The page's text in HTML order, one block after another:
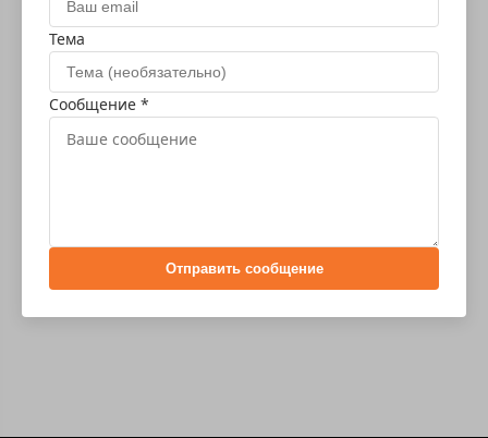
Тема
Сообщение *
Отправить сообщение